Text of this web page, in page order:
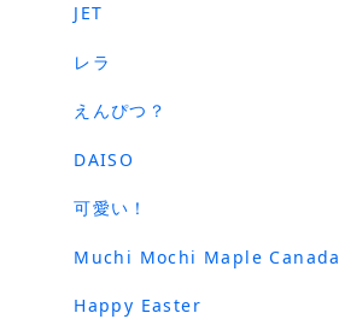
JET
レラ
えんぴつ？
DAISO
可愛い！
Muchi Mochi Maple Canada
Happy Easter